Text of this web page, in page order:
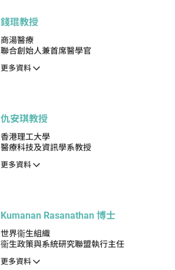
錢琨教授
商湯醫療
聯合創始人兼首席醫學官
更多資料
仇安琪教授
香港理工大學
醫療科技及資訊學系教授
更多資料
Kumanan Rasanathan 博士
世界衞生組織
衞生政策與系統研究聯盟執行主任
更多資料